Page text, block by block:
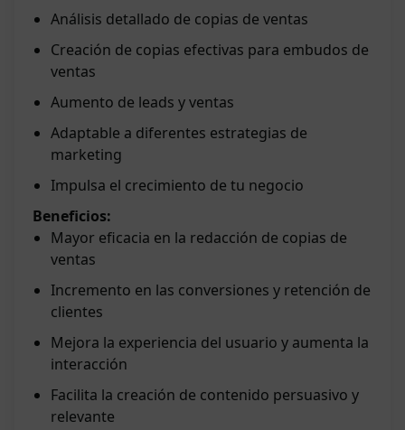
Análisis detallado de copias de ventas
Creación de copias efectivas para embudos de
ventas
Aumento de leads y ventas
Adaptable a diferentes estrategias de
marketing
Impulsa el crecimiento de tu negocio
Beneficios:
Mayor eficacia en la redacción de copias de
ventas
Incremento en las conversiones y retención de
clientes
Mejora la experiencia del usuario y aumenta la
interacción
Facilita la creación de contenido persuasivo y
relevante